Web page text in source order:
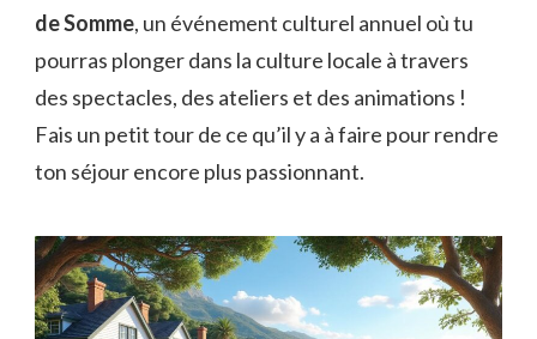
de Somme, un événement culturel annuel où tu
pourras plonger dans la culture locale à travers
des spectacles, des ateliers et des animations !
Fais un petit tour de ce qu’il y a à faire pour rendre
ton séjour encore plus passionnant.